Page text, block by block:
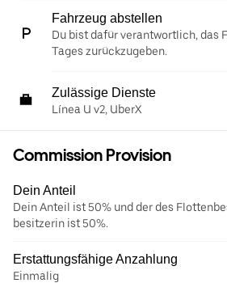
Fahrzeug abstellen
Du bist dafür verantwortlich, das
Tages zurückzugeben.
Zulässige Dienste
Línea U v2, UberX
Commission Provision
Dein Anteil
Dein Anteil ist 50% und der des
besitzerin ist 50%.
Erstattungsfähige Anzahlung
Einmalig